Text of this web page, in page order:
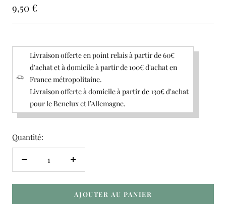
Prix
de
9,50 €
Livraison offerte en point relais à partir de 60€
d'achat et à domicile à partir de 100€ d'achat en
France métropolitaine.
Livraison offerte à domicile à partir de 130€ d'achat
pour le Benelux et l’Allemagne.
Quantité:
Réduire
Augmenter
quantité
AJOUTER AU PANIER